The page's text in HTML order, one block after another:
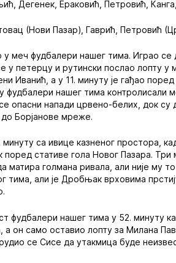
Дегенек, Ераковић, Петровић,
(Нови Пазар), Гаврић, Петровић
меч фудбалери нашег тима. Играо се
у петерцу и рутински послао лопту у
Иванић, а у 11. минуту је гађао
фудбалери нашег тима
опасни напади црвено-белих, док су
до Борјанове мреже.
минуту са ивице казненог простора,
поред стативе гола Новог Пазара. Три
матира голмана ривала, али није му
тима, али је Дробњак врховима
фудбалери нашег тима у 52. минуту
а он само оставио лопту за Милана
се Сисе да утакмица буде